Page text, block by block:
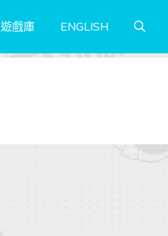
遊戲庫 ENGLISH